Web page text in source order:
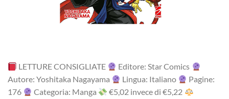
LETTURE CONSIGLIATE
Editore: Star Comics
Autore: Yoshitaka Nagayama
Lingua: Italiano
Pagine:
176
Categoria: Manga
‎€5,02 i‎nv‎ec‎e ‎di‎ €5,22